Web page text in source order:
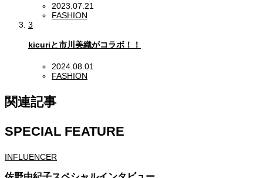
2023.07.21
FASHION
3
kicuriと市川美織がコラボ！！
2024.08.01
FASHION
関連記事
SPECIAL FEATURE
INFLUENCER